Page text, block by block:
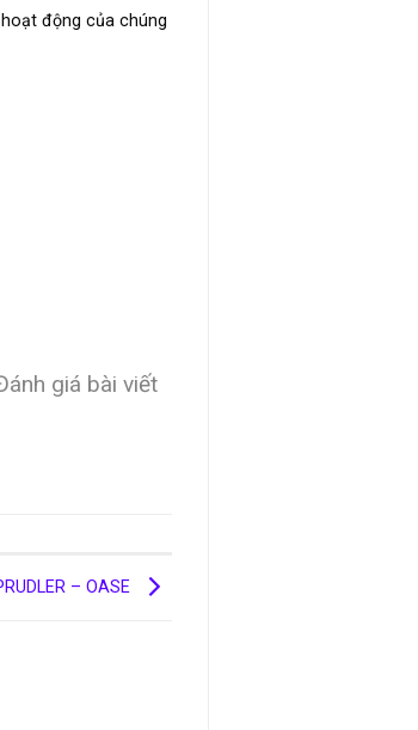
động của chúng
giá bài viết
– OASE